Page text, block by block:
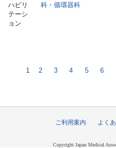
ハビリ
テーシ
ョン
科・循環器科
1 2 3 4 5 6
ご利用案内 よく
Copyright Japan Medical